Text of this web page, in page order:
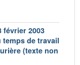
2003
de travail
(texte non